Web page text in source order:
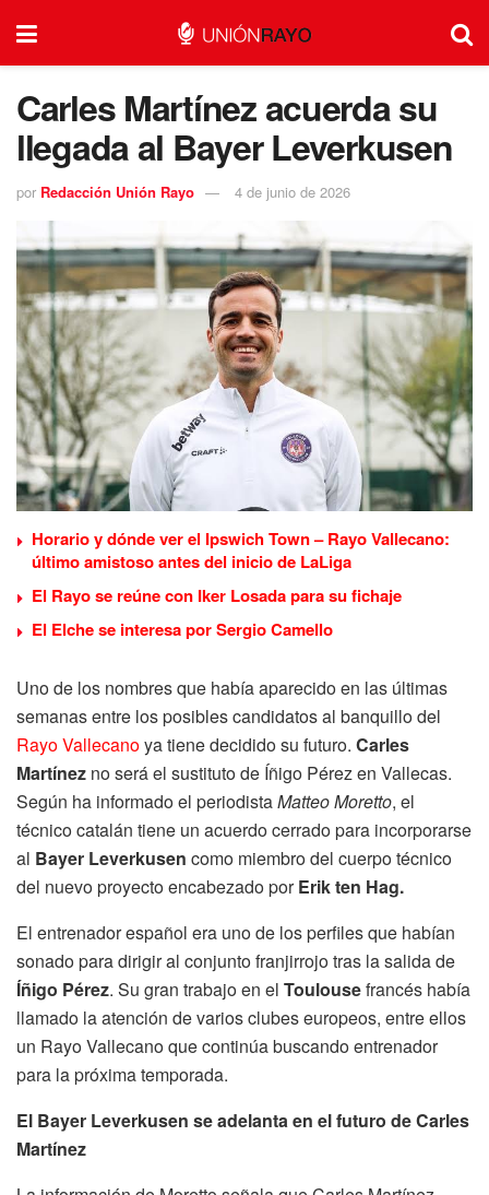
Carles Martínez acuerda su
llegada al Bayer Leverkusen
por Redacción Unión Rayo 4 de junio de 2026
Horario y dónde ver el Ipswich Town – Rayo Vallecano:
último amistoso antes del inicio de LaLiga
El Rayo se reúne con Iker Losada para su fichaje
El Elche se interesa por Sergio Camello
Uno de los nombres que había aparecido en las últimas
semanas entre los posibles candidatos al banquillo del
Rayo Vallecanoya tiene decidido su futuro. Carles
Martínez no será el sustituto de Íñigo Pérez en Vallecas.
Según ha informado el periodistaMatteo Moretto, el
técnico catalán tiene un acuerdo cerrado para incorporarse
al Bayer Leverkusen como miembro del cuerpo técnico
del nuevo proyecto encabezado porErik ten Hag.
El entrenador español era uno de los perfiles que habían
sonado para dirigir al conjunto franjirrojo tras la salida de
Íñigo Pérez. Su gran trabajo en el Toulousefrancés había
llamado la atención de varios clubes europeos, entre ellos
un Rayo Vallecano que continúa buscando entrenador
para la próxima temporada.
El Bayer Leverkusen se adelanta en el futuro de Carles
Martínez